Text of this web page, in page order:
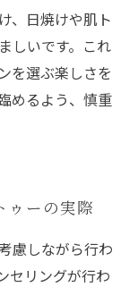
、日焼けや肌ト
しいです。これ
を選ぶ楽しさを
めるよう、慎重
ゥーの実際
慮しながら行わ
セリングが行わ